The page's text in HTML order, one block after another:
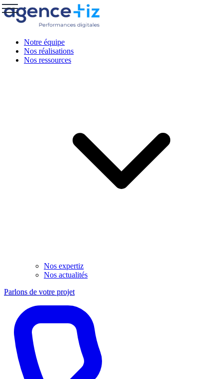
Notre équipe
Nos réalisations
Nos ressources
Nos expertiz
Nos actualités
Parlons de votre projet